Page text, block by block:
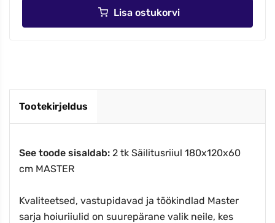
Lisa ostukorvi
Tootekirjeldus
See toode sisaldab: 2 tk Säilitusriiul 180x120x60
cm MASTER
Kvaliteetsed, vastupidavad ja töökindlad Master
sarja hoiuriiulid on suurepärane valik neile, kes